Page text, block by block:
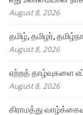
August 8, 2026
தமிழ், தமிழர்,
August 8, 2026
ஏற்றத் தாழ்வுகளை
August 8, 2026
கிராமத்து